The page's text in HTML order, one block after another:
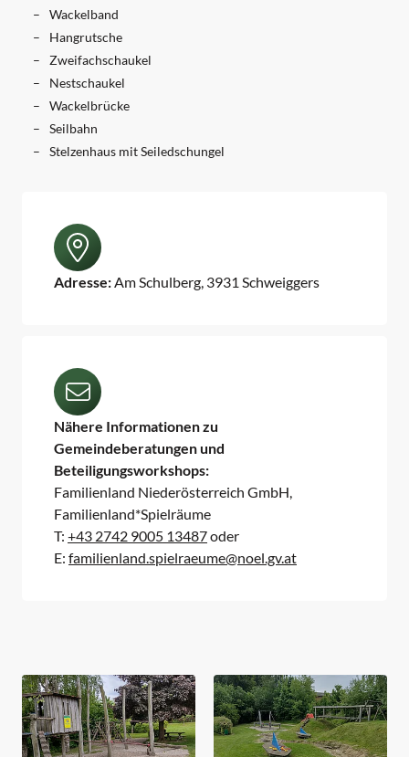
Wackelband
Hangrutsche
Zweifachschaukel
Nestschaukel
Wackelbrücke
Seilbahn
Stelzenhaus mit Seiledschungel
Adresse: Am Schulberg, 3931 Schweiggers
Nähere Informationen zu
Gemeindeberatungen und
Beteiligungsworkshops:
Familienland Niederösterreich GmbH,
Familienland*Spielräume
T: +43 2742 9005 13487oder
E: familienland.spielraeume@noel.gv.at